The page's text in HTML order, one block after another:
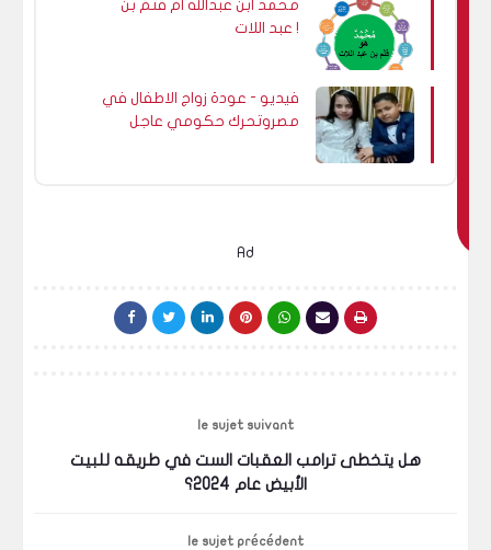
محمد ابن عبدالله ام قُثم بن
عبد اللات !
فيديو - عودة زواج الاطفال في
مصروتحرك حكومي عاجل
Ad
le sujet suivant
هل يتخطى ترامب العقبات الست في طريقه للبيت
الأبيض عام 2024؟
le sujet précédent